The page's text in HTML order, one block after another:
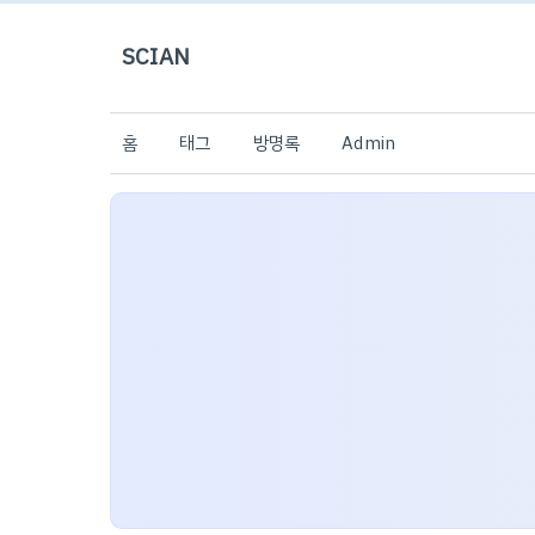
SCIAN
홈 태그 방명록 Admin